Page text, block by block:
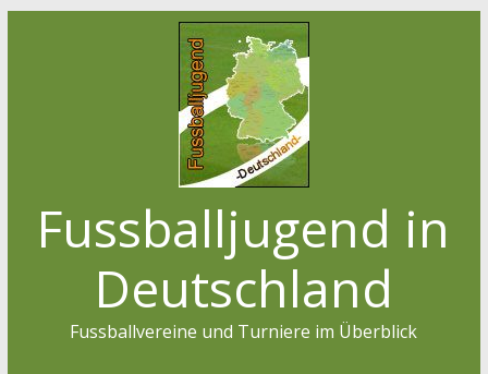
Fussballjugend in
Deutschland
Fussballvereine und Turniere im Überblick